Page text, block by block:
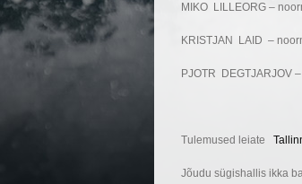
MIKO LILLEORG –
KRISTJAN LAID –
PJOTR DEGTJARJOV
Tulemused leiate
Jõudu sügishallis ikka